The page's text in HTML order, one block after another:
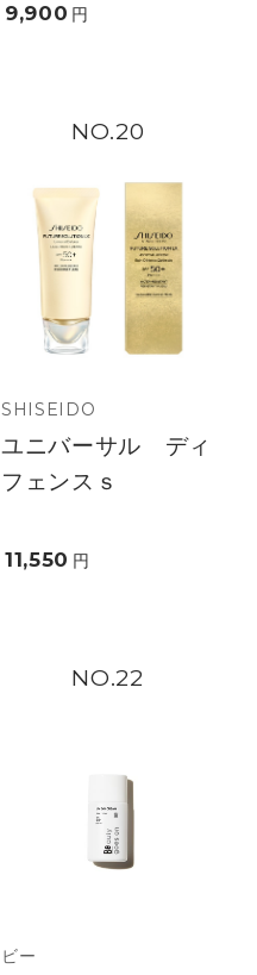
9,900 円
20
SHISEIDO
ユニバーサル ディ
フェンスｓ
11,550 円
22
ビー